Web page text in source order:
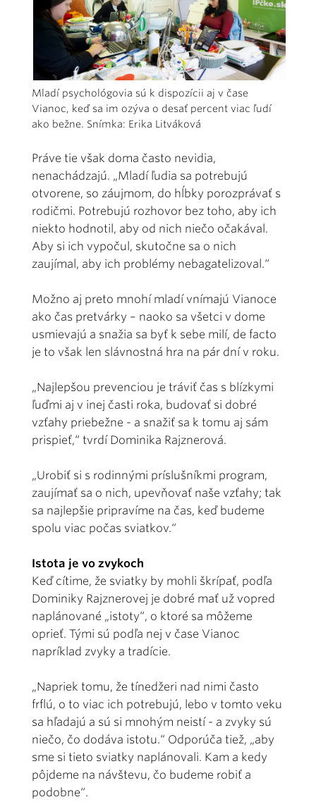
Mladí psychológovia sú k dispozícii aj v čase
Vianoc, keď sa im ozýva o desať percent viac ľudí
ako bežne. Snímka: Erika Litváková
Práve tie však doma často nevidia,
nenachádzajú. „Mladí ľudia sa potrebujú
otvorene, so záujmom, do hĺbky porozprávať s
rodičmi. Potrebujú rozhovor bez toho, aby ich
niekto hodnotil, aby od nich niečo očakával.
Aby si ich vypočul, skutočne sa o nich
zaujímal, aby ich problémy nebagatelizoval.“
Možno aj preto mnohí mladí vnímajú Vianoce
ako čas pretvárky – naoko sa všetci v dome
usmievajú a snažia sa byť k sebe milí, de facto
je to však len slávnostná hra na pár dní v roku.
„Najlepšou prevenciou je tráviť čas s blízkymi
ľuďmi aj v inej časti roka, budovať si dobré
vzťahy priebežne - a snažiť sa k tomu aj sám
prispieť,“ tvrdí Dominika Rajznerová.
„Urobiť si s rodinnými príslušníkmi program,
zaujímať sa o nich, upevňovať naše vzťahy; tak
sa najlepšie pripravíme na čas, keď budeme
spolu viac počas sviatkov.“
Istota je vo zvykoch
Keď cítime, že sviatky by mohli škrípať, podľa
Dominiky Rajznerovej je dobré mať už vopred
naplánované „istoty“, o ktoré sa môžeme
oprieť. Tými sú podľa nej v čase Vianoc
napríklad zvyky a tradície.
„Napriek tomu, že tínedžeri nad nimi často
frflú, o to viac ich potrebujú, lebo v tomto veku
sa hľadajú a sú si mnohým neistí - a zvyky sú
niečo, čo dodáva istotu.“ Odporúča tiež, „aby
sme si tieto sviatky naplánovali. Kam a kedy
pôjdeme na návštevu, čo budeme robiť a
podobne“.